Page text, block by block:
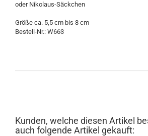
oder Nikolaus-Säckchen
Größe ca. 5,5 cm bis 8 cm
Bestell-Nr.: W663
Kunden, welche diesen Artikel
auch folgende Artikel gekauft: